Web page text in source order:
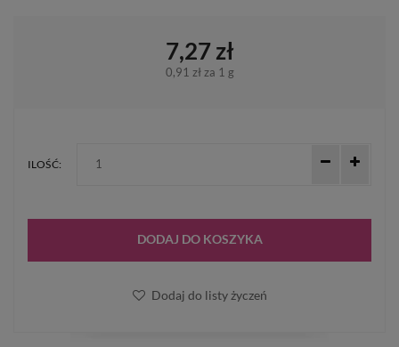
7,27 zł
0,91 złza 1 g
ILOŚĆ:
DODAJ DO KOSZYKA
Dodaj do listy życzeń